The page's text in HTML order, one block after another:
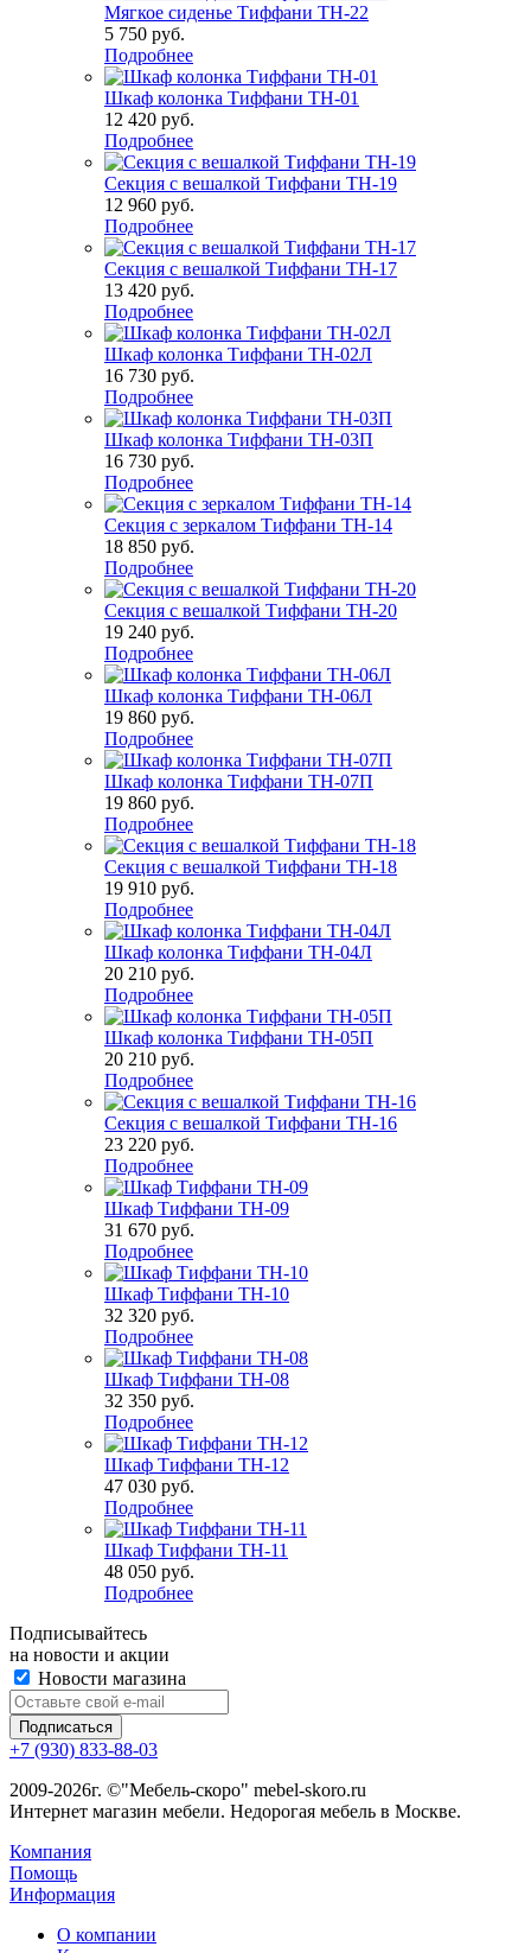
Мягкое сиденье Тиффани ТН-22
5 750 руб.
Подробнее
Шкаф колонка Тиффани ТН-01
12 420 руб.
Подробнее
Секция с вешалкой Тиффани ТН-19
12 960 руб.
Подробнее
Секция с вешалкой Тиффани ТН-17
13 420 руб.
Подробнее
Шкаф колонка Тиффани ТН-02Л
16 730 руб.
Подробнее
Шкаф колонка Тиффани ТН-03П
16 730 руб.
Подробнее
Секция с зеркалом Тиффани ТН-14
18 850 руб.
Подробнее
Секция с вешалкой Тиффани ТН-20
19 240 руб.
Подробнее
Шкаф колонка Тиффани ТН-06Л
19 860 руб.
Подробнее
Шкаф колонка Тиффани ТН-07П
19 860 руб.
Подробнее
Секция с вешалкой Тиффани ТН-18
19 910 руб.
Подробнее
Шкаф колонка Тиффани ТН-04Л
20 210 руб.
Подробнее
Шкаф колонка Тиффани ТН-05П
20 210 руб.
Подробнее
Секция с вешалкой Тиффани ТН-16
23 220 руб.
Подробнее
Шкаф Тиффани ТН-09
31 670 руб.
Подробнее
Шкаф Тиффани ТН-10
32 320 руб.
Подробнее
Шкаф Тиффани ТН-08
32 350 руб.
Подробнее
Шкаф Тиффани ТН-12
47 030 руб.
Подробнее
Шкаф Тиффани ТН-11
48 050 руб.
Подробнее
Подписывайтесь
на новости и акции
Новости магазина
+7 (930) 833-88-03
2009-2026г. ©"Мебель-скоро" mebel-skoro.ru
Интернет магазин мебели. Недорогая мебель в Москве.
Компания
Помощь
Информация
О компании